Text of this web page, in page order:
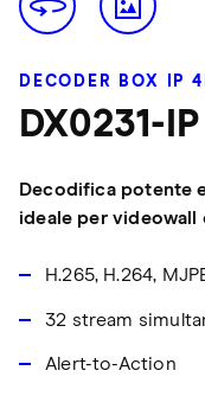
DECODER BOX IP
DX0231-IP
Decodifica potente
ideale per videowall
H.265, H.264,
32 stream
Alert-to-Action